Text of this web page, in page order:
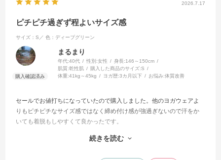
2026.7.17
ピチピチ過ぎず程よいサイズ感
サイズ：S／ 色：ディープグリーン
まるまり
年代:40代 性別:女性 身長:146～150cm
肌質:乾性肌 購入した商品のサイズ:S
体重:41kg～45kg ヨガ歴:3カ月以下 お悩み:体質改善
セールでお値打ちになっていたので購入しました。他のヨガウェアよ
りもピチピチなサイズ感ではなく締め付け感が強過ぎないので汗をか
いても着脱もしやすくて良かったです。
続きを読む